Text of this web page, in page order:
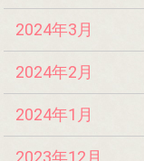
2024年3月
2024年2月
2024年1月
2023年12月